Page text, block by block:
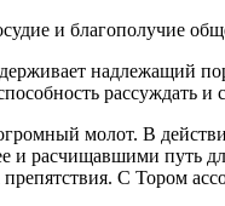
и благополучие
надлежащий
рассуждать и
молот. В
и расчищавшими путь
препятствия. С Тором